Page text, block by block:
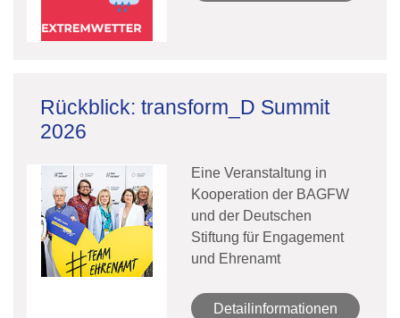
Rückblick: transform_D Summit
2026
Eine Veranstaltung in
Kooperation der BAGFW
und der Deutschen
Stiftung für Engagement
und Ehrenamt
Detailinformationen